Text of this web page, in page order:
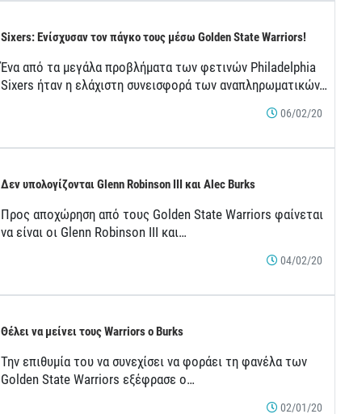
Sixers: Ενίσχυσαν τον πάγκο τους μέσω Golden State Warriors!
Ένα από τα μεγάλα προβλήματα των φετινών Philadelphia
Sixers ήταν η ελάχιστη συνεισφορά των αναπληρωματικών…
06/02/20
Δεν υπολογίζονται Glenn Robinson III και Alec Burks
Προς αποχώρηση από τους Golden State Warriors φαίνεται
να είναι οι Glenn Robinson III και…
04/02/20
Θέλει να μείνει τους Warriors ο Burks
Την επιθυμία του να συνεχίσει να φοράει τη φανέλα των
Golden State Warriors εξέφρασε ο…
02/01/20